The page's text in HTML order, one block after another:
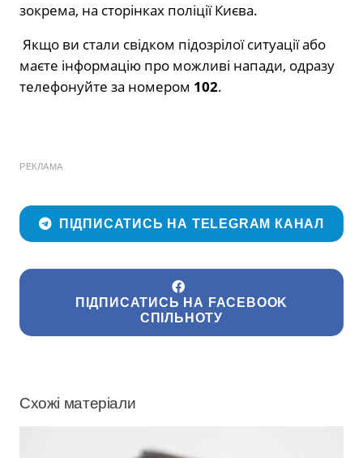
зокрема, на сторінках поліції Києва.
Якщо ви стали свідком підозрілої ситуації або
маєте інформацію про можливі напади, одразу
телефонуйте за номером 102.
РЕКЛАМА
ПІДПИСАТИСЬ НА TELEGRAM КАНАЛ
ПІДПИСАТИСЬ НА FACEBOOK
СПІЛЬНОТУ
Схожі матеріали